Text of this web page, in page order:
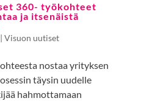
360- työkohteet
ja itsenäistä
| Visuon uutiset
nostaa yrityksen
täysin uudelle
hahmottamaan